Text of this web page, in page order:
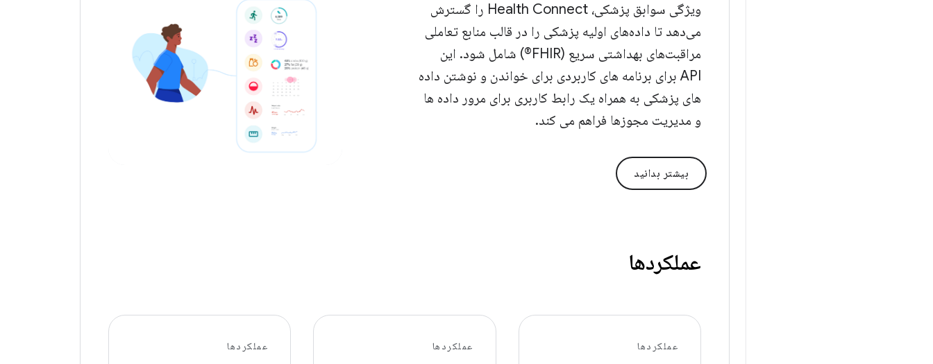
ویژگی سوابق پزشکی، Health Connect را گسترش
می‌دهد تا داده‌های اولیه پزشکی را در قالب منابع تعاملی
مراقبت‌های بهداشتی سریع (FHIR®) شامل شود. این
API برای برنامه های کاربردی برای خواندن و نوشتن داده
های پزشکی به همراه یک رابط کاربری برای مرور داده ها
و مدیریت مجوزها فراهم می کند.
بیشتر بدانید
عملکردها
عملکردها عملکردها عملکردها